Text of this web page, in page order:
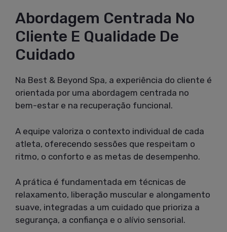
Abordagem Centrada No
Cliente E Qualidade De
Cuidado
Na Best & Beyond Spa, a experiência do cliente é
orientada por uma abordagem centrada no
bem-estar e na recuperação funcional.
A equipe valoriza o contexto individual de cada
atleta, oferecendo sessões que respeitam o
ritmo, o conforto e as metas de desempenho.
A prática é fundamentada em técnicas de
relaxamento, liberação muscular e alongamento
suave, integradas a um cuidado que prioriza a
segurança, a confiança e o alívio sensorial.